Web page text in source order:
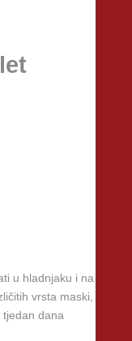
u hladnjaku i na
vrsta maski,
dana